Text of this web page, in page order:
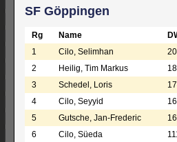
SF Göppingen
Rg Name
1
Cilo, Selimhan
2
Heilig, Tim Markus
3
Schedel, Loris
4
Cilo, Seyyid
5
Gutsche, Jan-Frederic
6
Cilo, Süeda